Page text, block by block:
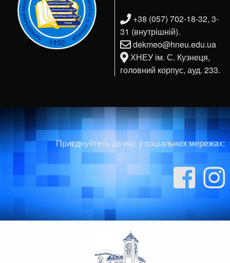
+38 (057) 702-18-32, 3-
31 (внутрішній).
dekmeo@hneu.edu.ua
ХНЕУ ім. С. Кузнеця,
головний корпус, ауд. 233.
Приєднуйтесь до нас у соціальних мережах: